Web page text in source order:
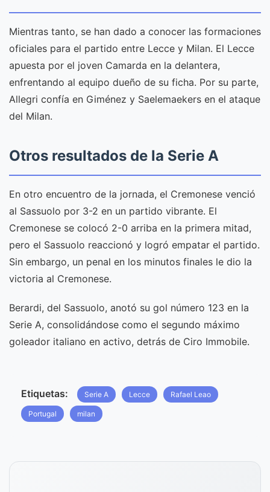
Mientras tanto, se han dado a conocer las formaciones
oficiales para el partido entre Lecce y Milan. El Lecce
apuesta por el joven Camarda en la delantera,
enfrentando al equipo dueño de su ficha. Por su parte,
Allegri confía en Giménez y Saelemaekers en el ataque
del Milan.
Otros resultados de la Serie A
En otro encuentro de la jornada, el Cremonese venció
al Sassuolo por 3-2 en un partido vibrante. El
Cremonese se colocó 2-0 arriba en la primera mitad,
pero el Sassuolo reaccionó y logró empatar el partido.
Sin embargo, un penal en los minutos finales le dio la
victoria al Cremonese.
Berardi, del Sassuolo, anotó su gol número 123 en la
Serie A, consolidándose como el segundo máximo
goleador italiano en activo, detrás de Ciro Immobile.
Etiquetas: Serie A Lecce Rafael Leao
Portugal milan